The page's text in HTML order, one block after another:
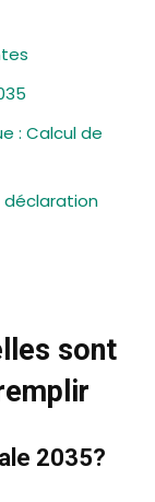
: Calcul de
déclaration
sont
2035?